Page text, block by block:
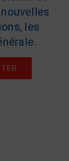
les